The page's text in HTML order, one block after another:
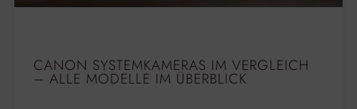
CANON SYSTEMKAMERAS IM VERGLEICH
– ALLE MODELLE IM ÜBERBLICK